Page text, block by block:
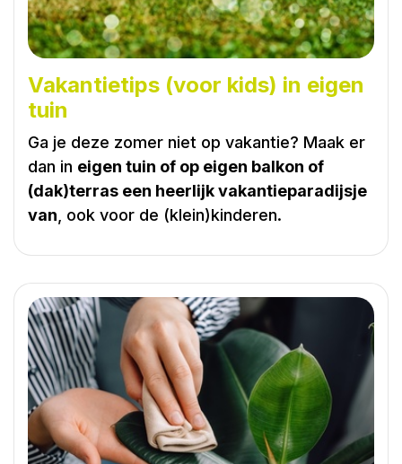
Vakantietips (voor kids) in eigen
tuin
Ga je deze zomer niet op vakantie? Maak er
dan in eigen tuin of op eigen balkon of
(dak)terras een heerlijk vakantieparadijsje
van , ook voor de (klein)kinderen.